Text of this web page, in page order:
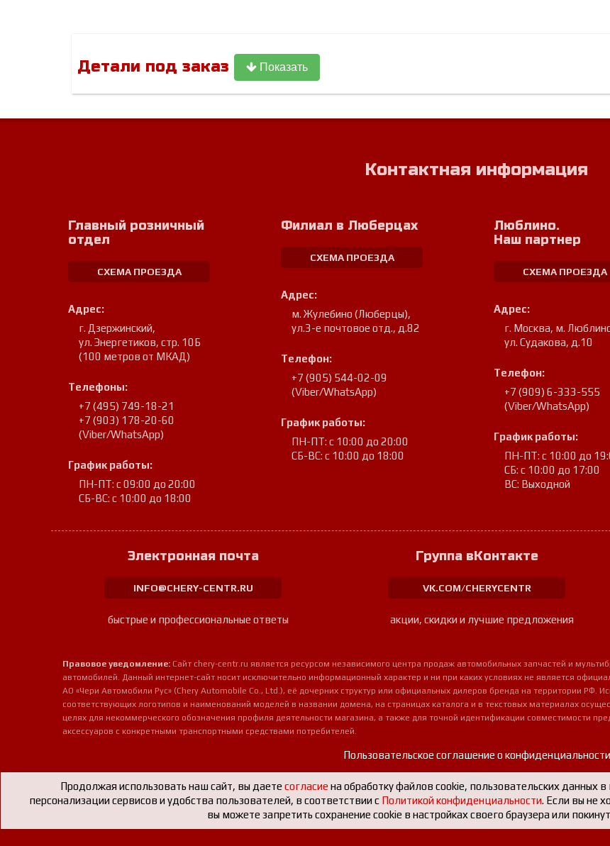
Детали под заказ Показать
Контактная информация
Главный розничный
отдел
СХЕМА ПРОЕЗДА
Адрес:
г. Дзержинский,
ул. Энергетиков, стр. 10Б
(100 метров от МКАД)
Телефоны:
+7 (495) 749-18-21
+7 (903) 178-20-60
(Viber/WhatsApp)
График работы:
ПН-ПТ: с 09:00 до 20:00
СБ-ВС: с 10:00 до 18:00
Филиал в Люберцах
СХЕМА ПРОЕЗДА
Адрес:
м. Жулебино (Люберцы),
ул.3-е почтовое отд., д.82
Телефон:
+7 (905) 544-02-09
(Viber/WhatsApp)
График работы:
ПН-ПТ: с 10:00 до 20:00
СБ-ВС: с 10:00 до 18:00
Люблино.
Наш партнер
СХЕМА ПРОЕЗДА
Адрес:
г. Москва, м.
ул. Судакова, д.10
Телефон:
+7 (909) 6-333-555
(Viber/WhatsApp)
График работы:
ПН-ПТ: с 10:00 до
СБ: с 10:00 до 17:00
ВС: Выходной
Электронная почта
INFO@CHERY-CENTR.RU
быстрые и профессиональные ответы
Группа вКонтакте
VK.COM/CHERYCENTR
акции, скидки и лучшие предложения
Правовое уведомление: Сайт chery-centr.ru является ресурсом независимого центра продаж автомобильных запчастей и
автомобилей. Данный интернет-сайт носит исключительно информационный характер и ни при каких условиях не является
АО «Чери Автомобили Рус» (Chery Automobile Co., Ltd.), её дочерних структур или официальных дилеров бренда на территории РФ.
соответствующих логотипов и наименований моделей в названии домена, на страницах каталога и в текстовых материалах
целях для некоммерческого обозначения профиля деятельности магазина, а также для точной идентификации совместимости
аксессуаров с конкретными транспортными средствами потребителей.
Пользовательское соглашение о конфиденциальности
Продолжая использовать наш сайт, вы даете согласие на обработку файлов cookie, пользовательских данных
персонализации сервисов и удобства пользователей, в соответствии с Политикой конфиденциальности. Если вы не
вы можете запретить сохранение cookie в настройках своего браузера или